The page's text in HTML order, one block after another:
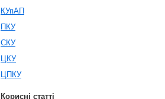
КУпАП
ПКУ
СКУ
ЦКУ
ЦПКУ
Корисні статті